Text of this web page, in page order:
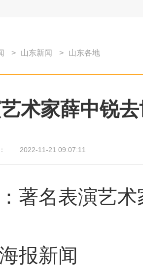
> 山东新闻 > 山东各地
术家薛中锐
2022-11-21 09:07:11
著名表演艺
报新闻